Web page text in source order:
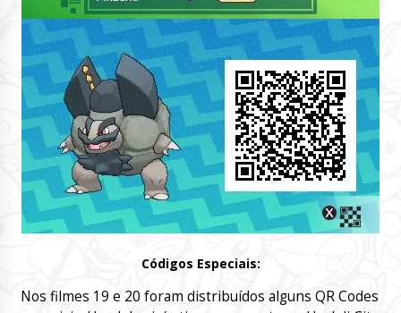
Códigos Especiais:
Nos filmes 19 e 20 foram distribuídos alguns QR Codes